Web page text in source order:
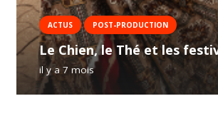
ACTUS POST-PRODUCTION
Le Chien, le Thé et les
il y a 7 mois